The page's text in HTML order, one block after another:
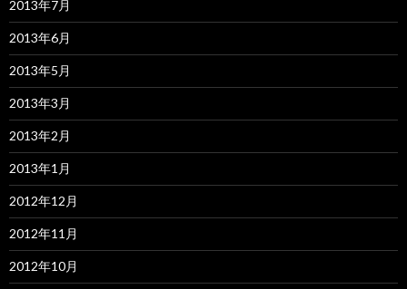
2013年7月
2013年6月
2013年5月
2013年3月
2013年2月
2013年1月
2012年12月
2012年11月
2012年10月